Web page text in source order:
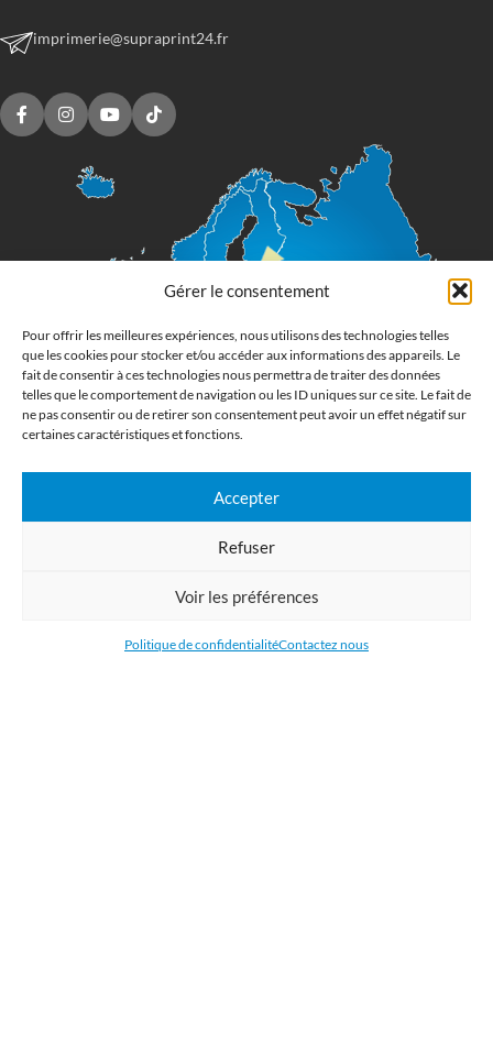
Gérer le consentement
Pour offrir les meilleures expériences, nous utilisons des technologies telles
que les cookies pour stocker et/ou accéder aux informations des appareils. Le
fait de consentir à ces technologies nous permettra de traiter des données
telles que le comportement de navigation ou les ID uniques sur ce site. Le fait de
ne pas consentir ou de retirer son consentement peut avoir un effet négatif sur
certaines caractéristiques et fonctions.
Accepter
Refuser
Voir les préférences
Politique de confidentialitéContactez nous
imprimerie@supraprint24.fr
Imprimerie numérique grand format
entreprise. Nous imprimons : bâche, tissu, film adhésive, drapeau,
Belgique, aux Pays-Bas et au Luxembourg et dans la plupart des pays de